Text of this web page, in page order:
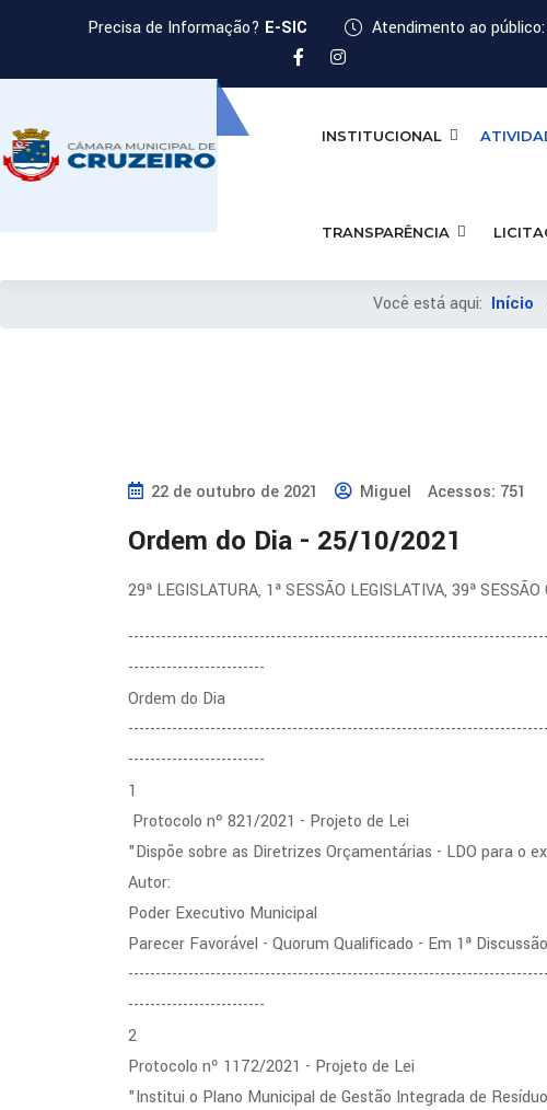
Precisa de Informação? E-SIC Atendimento ao
INSTITUCIONAL
TRANSPARÊNCIA
Você está aqui: Início
22 de outubro de 2021 Miguel Acessos: 751
Ordem do Dia - 25/10/2021
29ª LEGISLATURA, 1ª SESSÃO LEGISLATIVA, 39ª
-------------------------
Ordem do Dia
-------------------------
1
Protocolo nº 821/2021 - Projeto de Lei
"Dispõe sobre as Diretrizes Orçamentárias - LDO para o
Autor:
Poder Executivo Municipal
Parecer Favorável - Quorum Qualificado - Em 1ª
-------------------------
2
Protocolo nº 1172/2021 - Projeto de Lei
"Institui o Plano Municipal de Gestão Integrada de